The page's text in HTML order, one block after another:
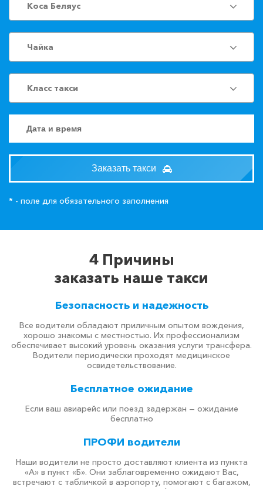
Коса Беляус
Чайка
Класс такси
Заказать такси
* - поле для обязательного заполнения
4 Причины
заказать наше такси
Безопасность и надежность
Все водители обладают приличным опытом вождения,
хорошо знакомы с местностью. Их профессионализм
обеспечивает высокий уровень оказания услуги трансфера.
Водители периодически проходят медицинское
освидетельствование.
Бесплатное ожидание
Если ваш авиарейс или поезд задержан — ожидание
бесплатно
ПРОФИ водители
Наши водители не просто доставляют клиента из пункта
«А» в пункт «Б». Они заблаговременно ожидают Вас,
встречают с табличкой в аэропорту, помогают с багажом,